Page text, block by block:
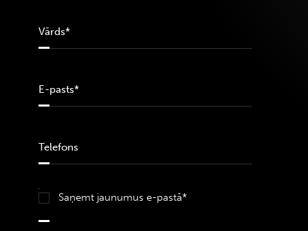
Saņemt jaunumus e-pastā*